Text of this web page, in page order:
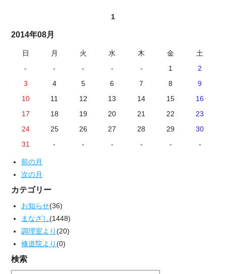
1
2014年08月
日 月 火 水 木 金
土
-
- - - - 1
2
3
4 5 6 7 8
9
10
11 12 13 14 15
16
17
18 19 20 21 22
23
24
25 26 27 28 29
30
31
- - - - - -
前の月
次の月
カテゴリー
お知らせ(36)
まなざし(1448)
調理室より(20)
修道院より(0)
検索